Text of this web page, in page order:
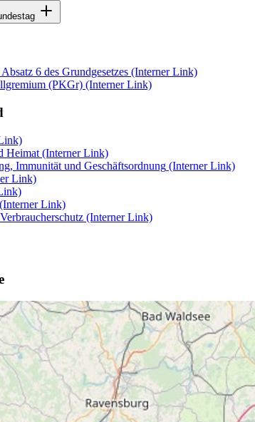
6 des Grundgesetzes (Interner Link)
(PKGr) (Interner Link)
Heimat (Interner Link)
Immunität und Geschäftsordnung (Interner Link)
Link)
(Interner Link)
(Interner Link)